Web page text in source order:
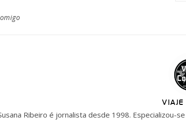
VIAJE
Ribeiro é jornalista desde 1998. Especializou-